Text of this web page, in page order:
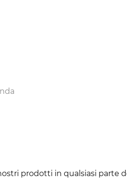
prodotti in qualsiasi parte